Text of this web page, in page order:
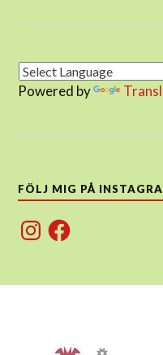
Powered by
FÖLJ MIG PÅ
InstagramFacebook